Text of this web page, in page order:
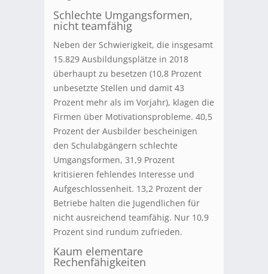
Schlechte Umgangsformen,
nicht teamfähig
Neben der Schwierigkeit, die insgesamt
15.829 Ausbildungsplätze in 2018
überhaupt zu besetzen (10,8 Prozent
unbesetzte Stellen und damit 43
Prozent mehr als im Vorjahr), klagen die
Firmen über Motivationsprobleme. 40,5
Prozent der Ausbilder bescheinigen
den Schulabgängern schlechte
Umgangsformen, 31,9 Prozent
kritisieren fehlendes Interesse und
Aufgeschlossenheit. 13,2 Prozent der
Betriebe halten die Jugendlichen für
nicht ausreichend teamfähig. Nur 10,9
Prozent sind rundum zufrieden.
Kaum elementare
Rechenfähigkeiten